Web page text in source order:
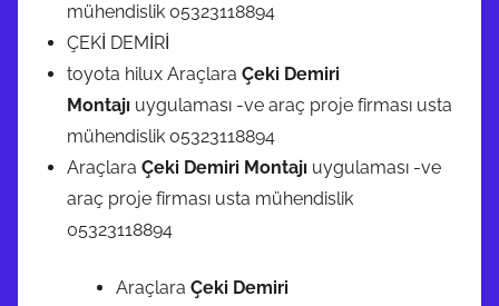
mühendislik 05323118894
ÇEKİ DEMİRİ
toyota hilux Araçlara Çeki Demiri
Montajı uygulaması -ve araç proje firması usta
mühendislik 05323118894
Araçlara Çeki Demiri Montajı uygulaması -ve
araç proje firması usta mühendislik
05323118894
Araçlara Çeki Demiri